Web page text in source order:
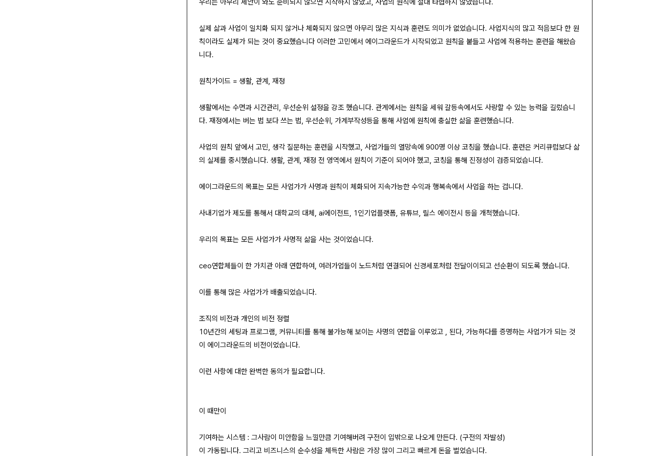
우리는 아무리 제안이 와도 준비되지 않으면 시작하지 않았고, 사업의 원칙에 절대 타협하지 않았습니다.
실제 삶과 사업이 일치화 되지 않거나 체화되지 않으면 아무리 많은 지식과 훈련도 의미가 없었습니다. 사업지식의 많고 적음보다 한 원
칙이라도 실제가 되는 것이 중요했습니다 이러한 고민에서 에이그라운드가 시작되었고 원칙을 붙들고 사업에 적용하는 훈련을 해왔습
니다.
원칙가이드 = 생활, 관계, 재정
생활에서는 수면과 시간관리, 우선순위 설정을 강조 했습니다. 관계에서는 원칙을 세워 갈등속에서도 사랑할 수 있는 능력을 길렀습니
다. 재정에서는 버는 법 보다 쓰는 법, 우선순위, 가계부작성등을 통해 사업에 원칙에 충실한 삶을 훈련했습니다.
사업의 원칙 앞에서 고민, 생각 질문하는 훈련을 시작했고, 사업가들의 열망속에 900명 이상 코칭을 했습니다. 훈련은 커리큐럼보다 삶
의 실제를 중시했습니다. 생활, 관계, 재정 전 영역에서 원칙이 기준이 되어야 했고, 코칭을 통해 진정성이 검증되었습니다.
에이그라운드의 목표는 모든 사업가가 사명과 원칙이 체화되어 지속가능한 수익과 행복속에서 사업을 하는 겁니다.
사내기업가 제도를 통해서 대학교의 대체, ai에이전트, 1인기업플랫폼, 유튜브, 릴스 에이전시 등을 개척했습니다.
우리의 목표는 모든 사업가가 사명적 삶을 사는 것이었습니다.
ceo연합체들이 한 가치관 아래 연합하여, 여러가업들이 노드처럼 연결되어 신경세포처럼 전달이이되고 선순환이 되도록 했습니다.
이를 통해 많은 사업가가 배출되었습니다.
조직의 비전과 개인의 비전 정렬
10년간의 세팅과 프로그램, 커뮤니티를 통해 불가능해 보이는 사명의 연합을 이루었고 , 된다, 가능하다를 증명하는 사업가가 되는 것
이 에이그라운드의 비전이었습니다.
이런 사항에 대한 완벽한 동의가 필요합니다.
이 때만이
기여하는 시스템 : 그사람이 미안함을 느낄만큼 기여해버려 구전이 입밖으로 나오게 만든다. (구전의 자발성)
이 가동됩니다. 그리고 비즈니스의 순수성을 체득한 사람은 가장 많이 그리고 빠르게 돈을 벌었습니다.